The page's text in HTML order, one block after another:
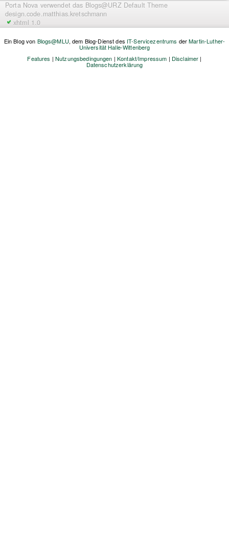
Porta Nova verwendet das Blogs@URZ Default Theme
design.code.matthias.kretschmann
xhtml 1.0
Ein Blog von Blogs@MLU, dem Blog-Dienst des IT-Servicezentrums derMartin-Luther-
Universität Halle-Wittenberg
Features | Nutzungsbedingungen |Kontakt/Impressum | Disclaimer |
Datenschutzerklärung